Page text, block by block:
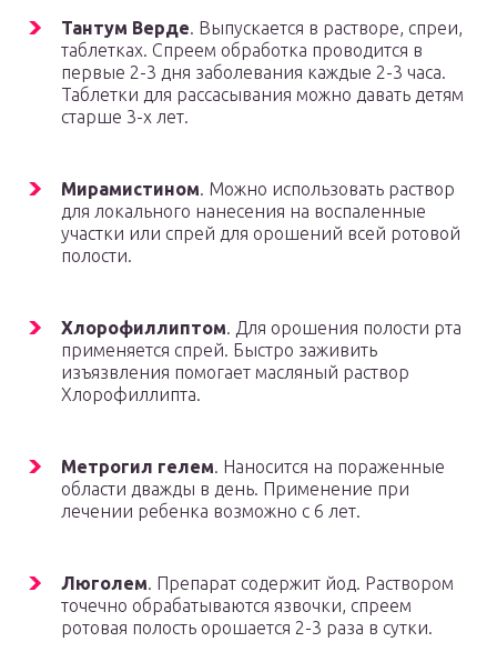
Тантум Верде. Выпускается в растворе, спреи,
таблетках. Спреем обработка проводится в
первые 2-3 дня заболевания каждые 2-3 часа.
Таблетки для рассасывания можно давать детям
старше 3-х лет.
Мирамистином. Можно использовать раствор
для локального нанесения на воспаленные
участки или спрей для орошений всей ротовой
полости.
Хлорофиллиптом. Для орошения полости рта
применяется спрей. Быстро заживить
изъязвления помогает масляный раствор
Хлорофиллипта.
Метрогил гелем. Наносится на пораженные
области дважды в день. Применение при
лечении ребенка возможно с 6 лет.
Люголем. Препарат содержит йод. Раствором
точечно обрабатываются язвочки, спреем
ротовая полость орошается 2-3 раза в сутки.